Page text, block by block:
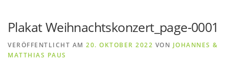
Plakat Weihnachtskonzert_page-0001
VERÖFFENTLICHT AM 20. OKTOBER 2022 VON JOHANNES &
MATTHIAS PAUS